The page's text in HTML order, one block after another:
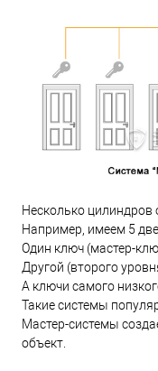
Несколько
Например, имеем 5
Один ключ (мастер-
Другой (второго
А ключи самого
Такие системы
Мастер-системы
объект.